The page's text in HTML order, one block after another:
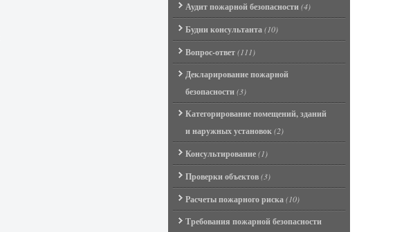
Аудит пожарной безопасности(4)
Будни консультанта(10)
Вопрос-ответ(111)
Декларирование пожарной
безопасности(3)
Категорирование помещений, зданий
и наружных установок(2)
Консультирование(1)
Проверки объектов(3)
Расчеты пожарного риска(10)
Требования пожарной безопасности